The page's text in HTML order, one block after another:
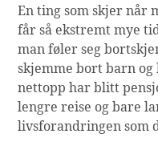
En ting som skjer når
får så ekstremt mye
man føler seg
skjemme bort barn
nettopp har blitt
lengre reise og bare
livsforandringen som